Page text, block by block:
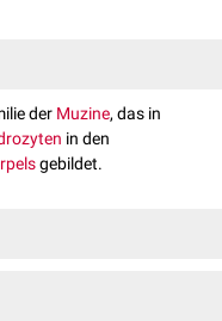
der Muzine, das in
in den
gebildet.